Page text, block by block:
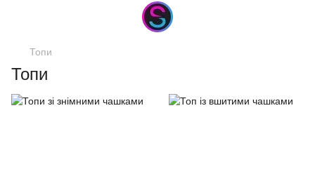
Топи
Топи